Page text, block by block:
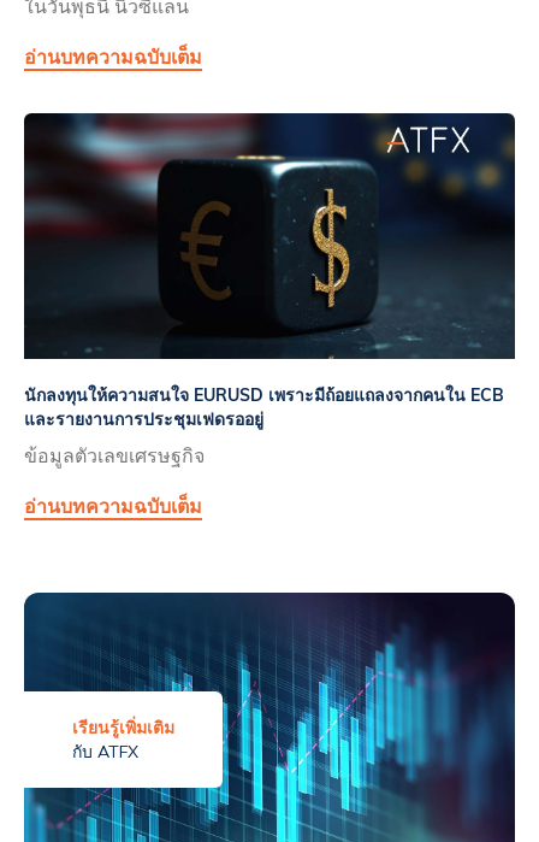
ในวันพุธนี้ นิวซีแลน
อ่านบทความฉบับเต็ม
นักลงทุนให้ความสนใจ EURUSD เพราะมีถ้อยแถลงจากคนใน ECB
และรายงานการประชุมเฟดรออยู่
ข้อมูลตัวเลขเศรษฐกิจ
อ่านบทความฉบับเต็ม
เรียนรู้เพิ่มเติม
กับ ATFX